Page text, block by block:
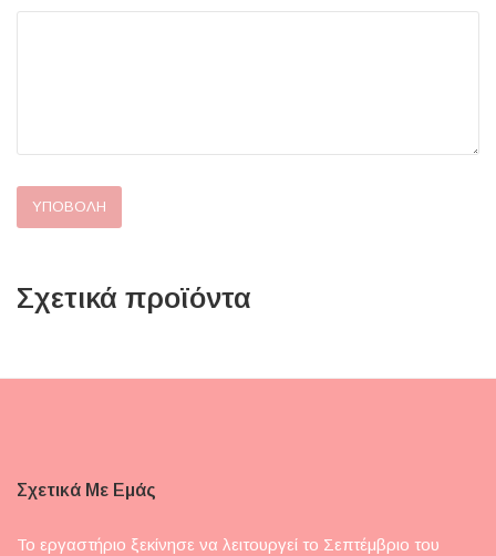
Σχετικά προϊόντα
Σχετικά Με Εμάς
Το εργαστήριο ξεκίνησε να λειτουργεί το Σεπτέμβριο του